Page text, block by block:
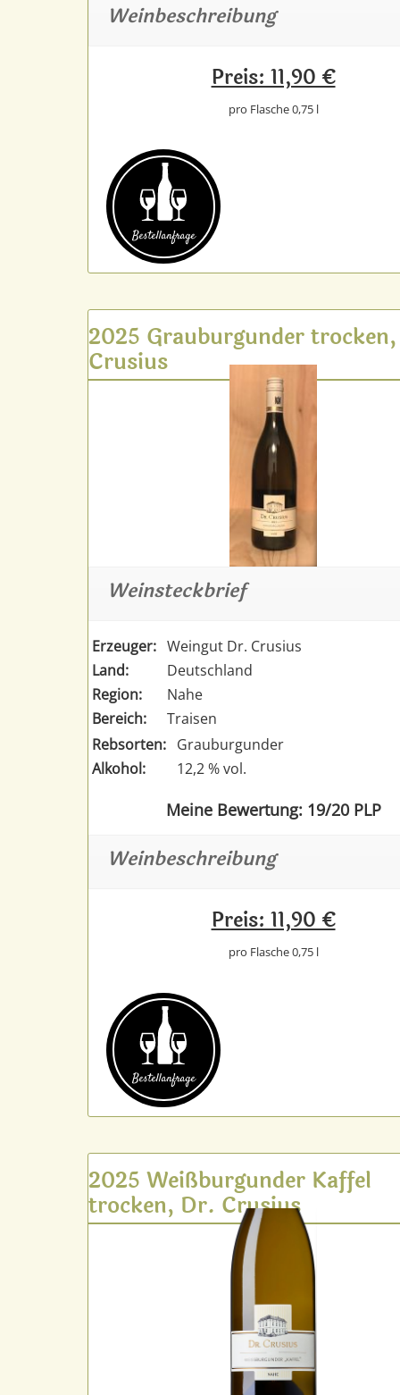
Weinbeschreibung
Preis: 11,90 €
pro Flasche 0,75 l
Bestell­anfrage
2025 Grauburgunder
Crusius
Weinsteckbrief
Erzeuger: Weingut Dr. Crusius
Land:
Deutschland
Region:
Nahe
Bereich:
Traisen
Rebsorten: Grauburgunder
Alkohol:
12,2 % vol.
Meine Bewertung: 19/20 PLP
Weinbeschreibung
Preis: 11,90 €
pro Flasche 0,75 l
Bestell­anfrage
2025 Weißburgunder Kaffel
trocken, Dr. Crusius